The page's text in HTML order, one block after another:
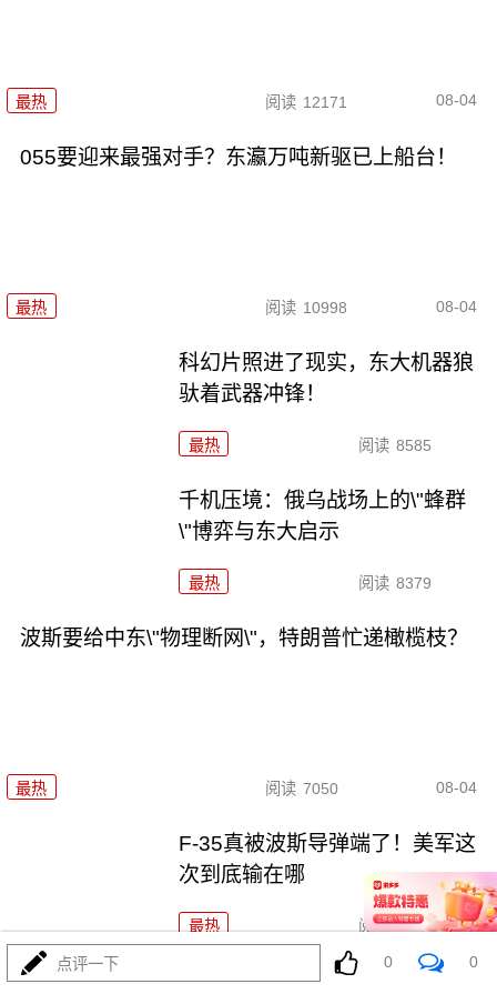
最热 阅读 12171 08-04
055要迎来最强对手？东瀛万吨新驱已上船台！
最热 阅读 10998 08-04
科幻片照进了现实，东大机器狼
驮着武器冲锋！
最热 阅读 8585
千机压境：俄乌战场上的\"蜂群
\"博弈与东大启示
最热 阅读 8379
波斯要给中东\"物理断网\"，特朗普忙递橄榄枝？
最热 阅读 7050 08-04
F-35真被波斯导弹端了！美军这
次到底输在哪
最热 阅读 6882
算了不打了？特朗普这脚刹车，把全世界都晃吐了
点评一下 0 0